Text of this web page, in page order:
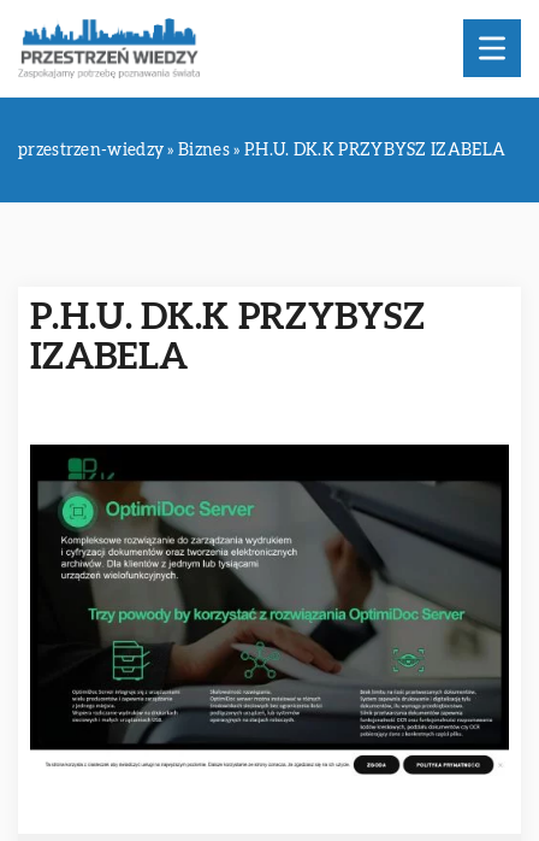
przestrzen-wiedzy »Biznes» P.H.U. DK.K PRZYBYSZ IZABELA
P.H.U. DK.K PRZYBYSZ
IZABELA